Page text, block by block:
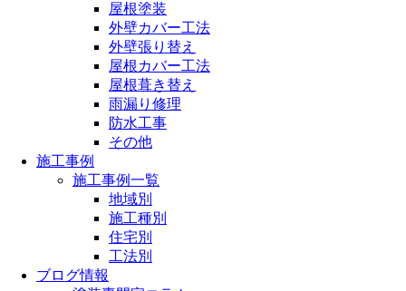
屋根塗装
外壁カバー工法
外壁張り替え
屋根カバー工法
屋根葺き替え
雨漏り修理
防水工事
その他
施工事例
施工事例一覧
地域別
施工種別
住宅別
工法別
ブログ情報